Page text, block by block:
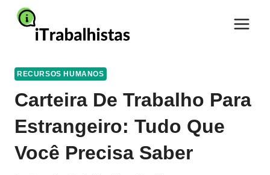
Pular
para
RECURSOS HUMANOS
Carteira De Trabalho Para
Estrangeiro: Tudo Que
Você Precisa Saber